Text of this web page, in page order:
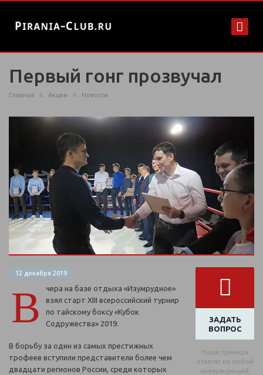
Первый гонг прозвучал
Главная Акции Новости
ЗАДАТЬ
ВОПРОС
Наши тренера
ответят на любой
интересующий
12 декабря 2019
В
чера на базе отдыха «Изумрудное»
взял старт ХIII всероссийский турнир
по тайскому боксу «Кубок
Содружества» 2019.
В борьбу за один из самых престижных
трофеев вступили представители более чем
двадцати регионов России, среди которых